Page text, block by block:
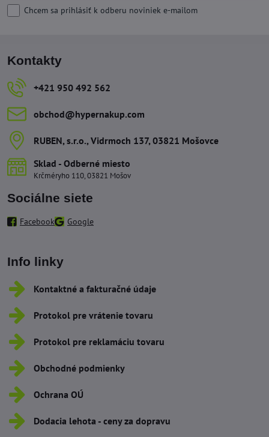
Chcem sa prihlásiť k odberu noviniek e-mailom
Kontakty
+421 950 492 562
obchod​@hypernakup​.com
RUBEN, s​.r​.o​., Vidrmoch 137, 03821 Mošovce
Sklad - Odberné miesto
Krčméryho 110, 03821 Mošov
Sociálne siete
Facebook Google
Info linky
Kontaktné a fakturačné údaje
Protokol pre vrátenie tovaru
Protokol pre reklamáciu tovaru
Obchodné podmienky
Ochrana OÚ
Dodacia lehota - ceny za dopravu